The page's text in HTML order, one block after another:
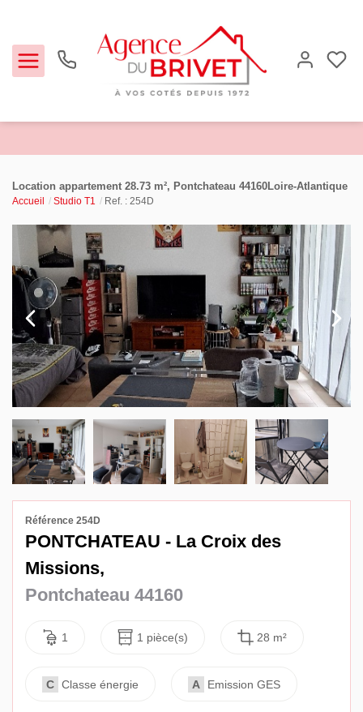
Acheter
Louer
Biens vendus
Notre Agence
Avis
Contact
Location appartement 28.73 m², Pontchateau 44160Loire-Atlantique
Accueil Studio T1 Ref. : 254D
Référence 254D
PONTCHATEAU - La Croix des
Missions,
Pontchateau 44160
1 1 pièce(s) 28 m²
C Classe énergie A Emission GES